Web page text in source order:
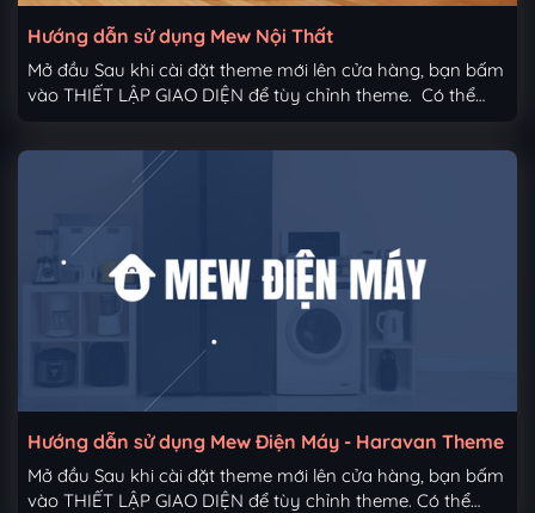
Hướng dẫn sử dụng Mew Nội Thất
Mở đầu Sau khi cài đặt theme mới lên cửa hàng, bạn bấm
vào THIẾT LẬP GIAO DIỆN để tùy chỉnh theme. Có thể
thiết lập gồm các mục như sau 1. Thiết lập chung Up ảnh
đại diện website (favicon). (Kích thước tiêu chuẩn là bội số
của 48 - tối thiểu 48x48px) Các màu chủ đạo và cơ bản
xuyên suốt giao diện Chọn số dòng tiêu đề, nền, màu
nền hiển thị ở item sản phẩm/dự án Chọn nền
Breadcrumb Chọn menu breadcrumb để hiển thị đa cấp
Với sản phẩm nằm trong nhiều nhóm khác nhau...
Hướng dẫn sử dụng Mew Điện Máy - Haravan Theme
Mở đầu Sau khi cài đặt theme mới lên cửa hàng, bạn bấm
vào THIẾT LẬP GIAO DIỆN để tùy chỉnh theme. Có thể